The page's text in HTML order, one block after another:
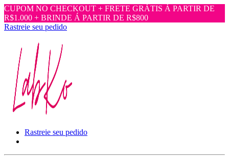
CUPOM NO CHECKOUT + FRETE GRÁTIS Á PARTIR DE
R$1.000 + BRINDE Á PARTIR DE R$800
Rastreie seu pedido
Rastreie seu pedido